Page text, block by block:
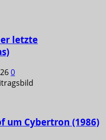
letzte
0
um Cybertron (1986)